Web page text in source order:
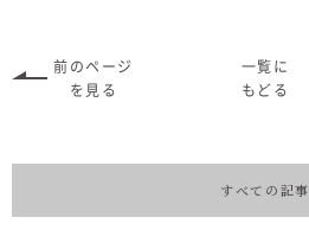
前のページ
を見る
一覧に
もどる
すべての記事